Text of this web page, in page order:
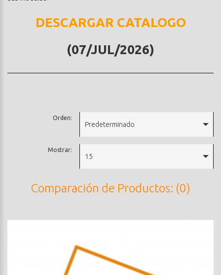
DESCARGAR CATALOGO
(07/JUL/2026)
Orden:
Predeterminado
Mostrar:
15
Comparación de Productos: (0)